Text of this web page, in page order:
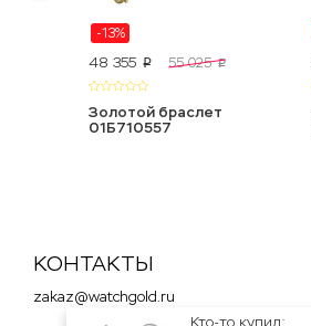
-13%
48 355 p 55 025 p
Золотой браслет
01Б710557
КОНТАКТЫ
zakaz@watchgold.ru
Кто-то купил: